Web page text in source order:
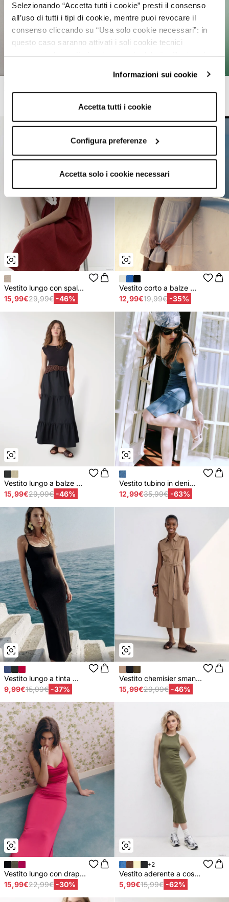
Selezionando “Accetta tutti i cookie” presti il consenso
all’uso di tutti i tipi di cookie, mentre puoi revocare il
consenso cliccando su “Usa solo cookie necessari”: in
questo caso saranno attivati i soli cookie tecnici
Per maggiori informazioni clicca sul link "Informazioni sui
cookie" e consulta la nostra cookie policy.
Informazioni sui cookie
Accetta tutti i cookie
Configura preferenze
Accetta solo i cookie necessari
Vestito chemisier con ...
Vestito con balze in t...
9,99€29,99€
Vestito lungo con spal...
15,99€29,99€ -46%
Vestito corto a balze ...
12,99€19,99€ -35%
Vestito lungo a balze ...
15,99€29,99€ -46%
Vestito tubino in deni...
12,99€35,99€ -63%
Vestito lungo a tinta ...
9,99€15,99€ -37%
Vestito chemisier sman...
15,99€29,99€ -46%
Vestito lungo con drap...
15,99€22,99€ -30%
+2
Vestito aderente a cos...
5,99€15,99€ -62%